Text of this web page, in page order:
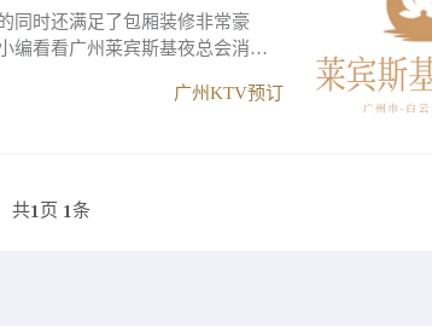
同时还满足了包厢装修非常豪
编看看广州莱宾斯基夜总会消费
广州KTV预订
共1 页 1条